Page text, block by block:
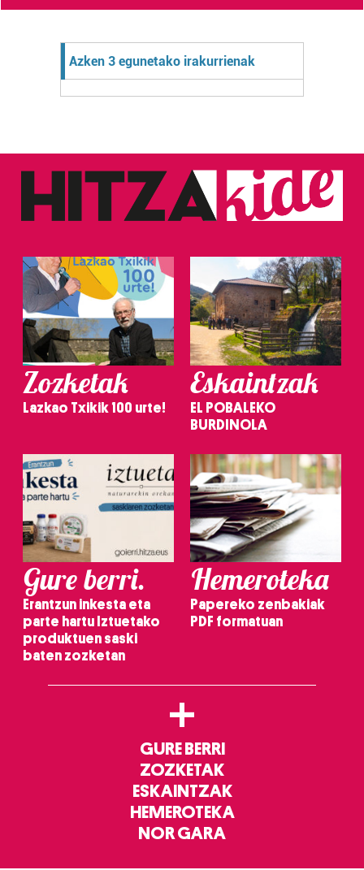
Azken 3 egunetako irakurrienak
Zozketak
Lazkao Txikik 100 urte!
Eskaintzak
EL POBALEKO
BURDINOLA
Gure berri.
Erantzun inkesta eta
parte hartu Iztuetako
produktuen saski
baten zozketan
Hemeroteka
Papereko zenbakiak
PDF formatuan
+
GURE BERRI
ZOZKETAK
ESKAINTZAK
HEMEROTEKA
NOR GARA